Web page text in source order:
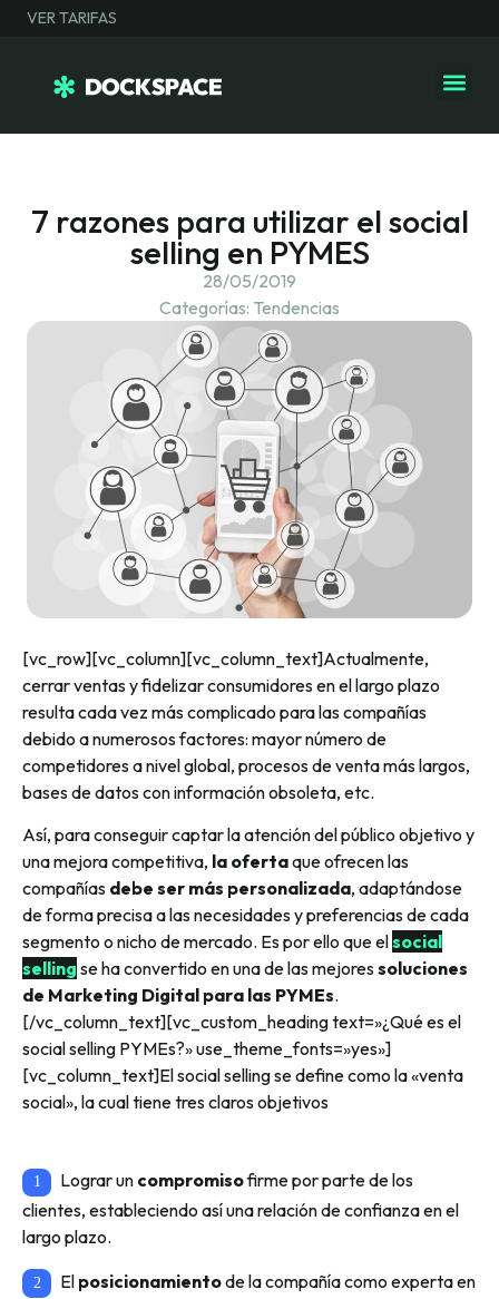
VER TARIFAS
7 razones para utilizar el social
selling en PYMES
28/05/2019
Categorías: Tendencias
[vc_row][vc_column][vc_column_text]Actualmente,
cerrar ventas y fidelizar consumidores en el largo plazo
resulta cada vez más complicado para las compañías
debido a numerosos factores: mayor número de
competidores a nivel global, procesos de venta más largos,
bases de datos con información obsoleta, etc.
Así, para conseguir captar la atención del público objetivo y
una mejora competitiva, la ofertaque ofrecen las
compañías debe ser más personalizada, adaptándose
de forma precisa a las necesidades y preferencias de cada
segmento o nicho de mercado. Es por ello que elsocial
selling se ha convertido en una de las mejoressoluciones
de Marketing Digital para las PYMEs.
[/vc_column_text][vc_custom_heading text=»¿Qué es el
social selling PYMEs?» use_theme_fonts=»yes»]
[vc_column_text]El social selling se define como la «venta
social», la cual tiene tres claros objetivos
Lograr un compromisofirme por parte de los
clientes, estableciendo así una relación de confianza en el
largo plazo.
El posicionamientode la compañía como experta en